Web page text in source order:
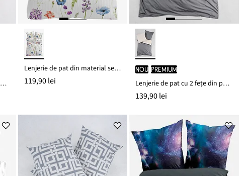
Lenjerie de pat cu 2 fețe din percal
Lenjerie de pat din material seersucker
119,90 lei
nou PREMIUM
Lenjerie de pat cu 2 fețe din percal
139,90 lei